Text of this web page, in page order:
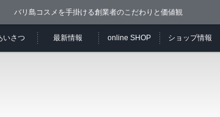
バリ島コスメを手掛ける創業者のこだわりと価値観
いさつ 最新情報 online SHOP ショップ情報